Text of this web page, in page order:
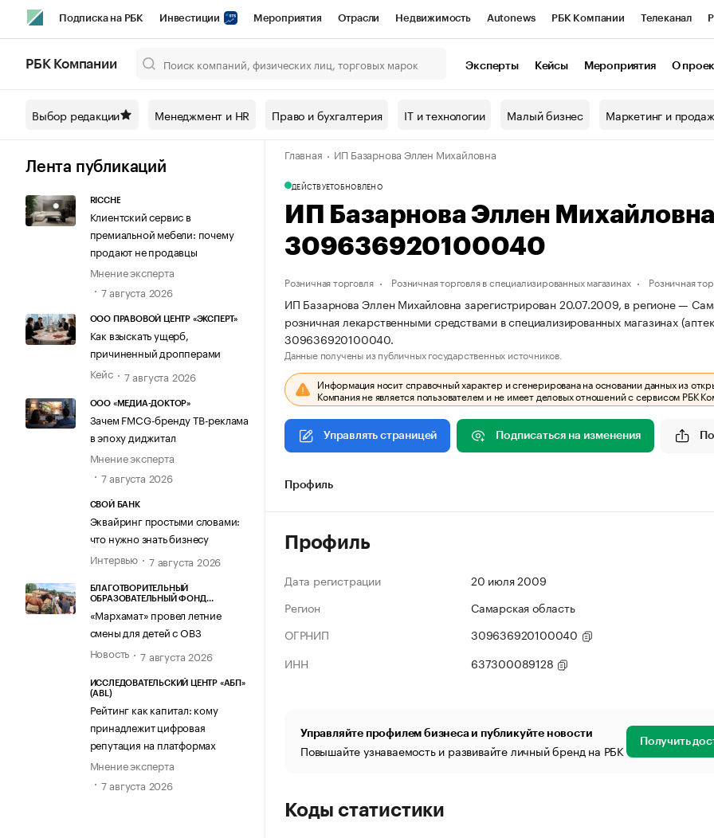
Подписка на РБК Инвестиции Мероприятия Отрасли Недвижимость Autonews РБК Компании Телеканал
Спецпроекты СПб Конференции СПб Спецпроекты Проверка контрагентов
Технологии и медиа Рынок наличной валюты
РБК Компании Эксперты Кейсы Мероприятия О
Выбор редакции Менеджмент и HR Право и бухгалтерия IT и технологии Малый бизнес Маркетинг и
Лента публикаций
RICCHE
Клиентский сервис в
премиальной мебели: почему
продают не продавцы
Мнение эксперта
7 августа 2026
ООО ПРАВОВОЙ ЦЕНТР «ЭКСПЕРТ»
Как взыскать ущерб,
причиненный дропперами
Кейс
7 августа 2026
ООО «МЕДИА-ДОКТОР»
Зачем FMCG-бренду ТВ-реклама
в эпоху диджитал
Мнение эксперта
7 августа 2026
СВОЙ БАНК
Эквайринг простыми словами:
что нужно знать бизнесу
Интервью
7 августа 2026
БЛАГОТВОРИТЕЛЬНЫЙ
ОБРАЗОВАТЕЛЬНЫЙ ФОНД
«Мархамат» провел летние
смены для детей с ОВЗ
Новость
7 августа 2026
ИССЛЕДОВАТЕЛЬСКИЙ ЦЕНТР «АБП»
(ABL)
Рейтинг как капитал: кому
принадлежит цифровая
репутация на платформах
Мнение эксперта
7 августа 2026
Главная ИП Базарнова Эллен Михайловна
ДЕЙСТВУЕТОБНОВЛЕНО
ИП Базарнова Эллен
309636920100040
Розничная торговля Розничная торговля в специализированных магазинах Розничная
ИП Базарнова Эллен Михайловна зарегистрирован 20.07.2009, в регионе —
розничная лекарственными средствами в специализированных магазинах
309636920100040.
Данные получены из публичных государственных источников.
Информация носит справочный характер и сгенерирована на основании данных из
Компания не является пользователем и не имеет деловых отношений с сервисом РБК
Управлять страницей Подписаться на изменения
Профиль
Профиль
Дата регистрации
20 июля 2009
Регион
Самарская область
ОГРНИП
309636920100040
ИНН
637300089128
Управляйте профилем бизнеса и публикуйте новости
Повышайте узнаваемость и развивайте личный бренд на РБК Получить
Коды статистики